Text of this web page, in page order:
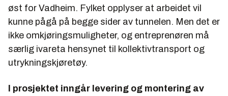
øst for Vadheim. Fylket opplyser at arbeidet vil
kunne pågå på begge sider av tunnelen. Men det er
ikke omkjøringsmuligheter, og entreprenøren må
særlig ivareta hensynet til kollektivtransport og
utrykningskjøretøy.
I prosjektet inngår levering og montering av